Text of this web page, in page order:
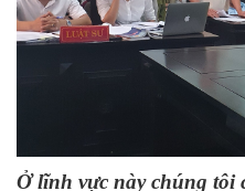
Ở lĩnh vực này chúng tôi